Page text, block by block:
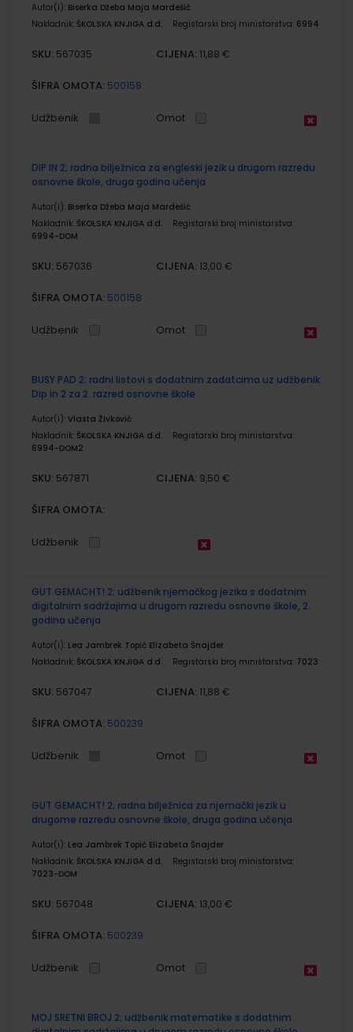
Autor(i): Biserka Džeba Maja Mardešić
Nakladnik: ŠKOLSKA KNJIGA d.d. Registarski broj ministarstva: 6994
SKU: 567035 CIJENA: 11,88 €
ŠIFRA OMOTA: 500158
Udžbenik Omot
DIP IN 2; radna bilježnica za engleski jezik u drugom razredu
osnovne škole, druga godina učenja
Autor(i): Biserka Džeba Maja Mardešić
Nakladnik: ŠKOLSKA KNJIGA d.d.
Registarski broj ministarstva:
6994-DOM
SKU: 567036 CIJENA: 13,00 €
ŠIFRA OMOTA: 500158
Udžbenik Omot
BUSY PAD 2; radni listovi s dodatnim zadatcima uz udžbenik
Dip in 2 za 2. razred osnovne škole
Autor(i): Vlasta Živković
Nakladnik: ŠKOLSKA KNJIGA d.d.
Registarski broj ministarstva:
6994-DOM2
SKU: 567871 CIJENA: 9,50 €
ŠIFRA OMOTA:
Udžbenik
GUT GEMACHT! 2; udžbenik njemačkog jezika s dodatnim
digitalnim sadržajima u drugom razredu osnovne škole, 2.
godina učenja
Autor(i): Lea Jambrek Topić Elizabeta Šnajder
Nakladnik: ŠKOLSKA KNJIGA d.d. Registarski broj ministarstva: 7023
SKU: 567047 CIJENA: 11,88 €
ŠIFRA OMOTA: 500239
Udžbenik Omot
GUT GEMACHT! 2; radna bilježnica za njemački jezik u
drugome razredu osnovne škole, druga godina učenja
Autor(i): Lea Jambrek Topić Elizabeta Šnajder
Nakladnik: ŠKOLSKA KNJIGA d.d.
Registarski broj ministarstva:
7023-DOM
SKU: 567048 CIJENA: 13,00 €
ŠIFRA OMOTA: 500239
Udžbenik Omot
MOJ SRETNI BROJ 2; udžbenik matematike s dodatnim